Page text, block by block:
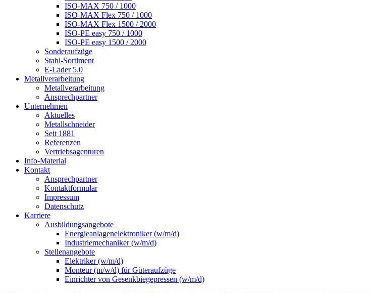
ISO-MAX 750 / 1000
ISO-MAX Flex 750 / 1000
ISO-MAX Flex 1500 / 2000
ISO-PE easy 750 / 1000
ISO-PE easy 1500 / 2000
Sonderaufzüge
Stahl-Sortiment
E-Lader 5.0
Metallverarbeitung
Metallverarbeitung
Ansprechpartner
Unternehmen
Aktuelles
Metallschneider
Seit 1881
Referenzen
Vertriebsagenturen
Info-Material
Kontakt
Ansprechpartner
Kontaktformular
Impressum
Datenschutz
Karriere
Ausbildungsangebote
Energieanlagenelektroniker (w/m/d)
Industriemechaniker (w/m/d)
Stellenangebote
Elektriker (w/m/d)
Monteur (m/w/d) für Güteraufzüge
Einrichter von Gesenkbiegepressen (w/m/d)